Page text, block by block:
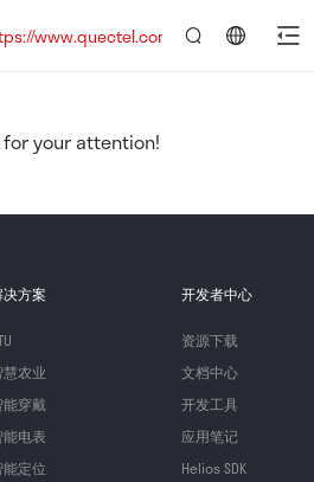
www.quectel.com.cn
for your attention!
方案
慧农业
能穿戴
能电表
能定位
开发者中心
资源下载
文档中心
开发工具
应用笔记
Helios SDK